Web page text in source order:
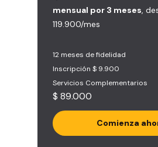
mensual por 3 meses ,
119.900/mes
12 meses de fidelidad
Inscripción $ 9.900
Servicios Complementarios
$ 89.000
Comienza